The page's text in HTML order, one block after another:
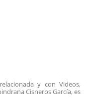
y con Videos,
Cisneros García, es